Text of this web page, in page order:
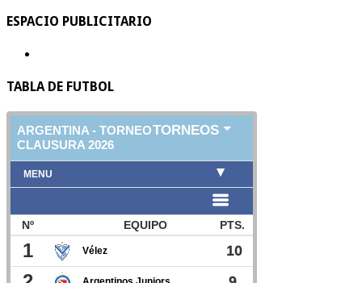
ESPACIO PUBLICITARIO
TABLA DE FUTBOL